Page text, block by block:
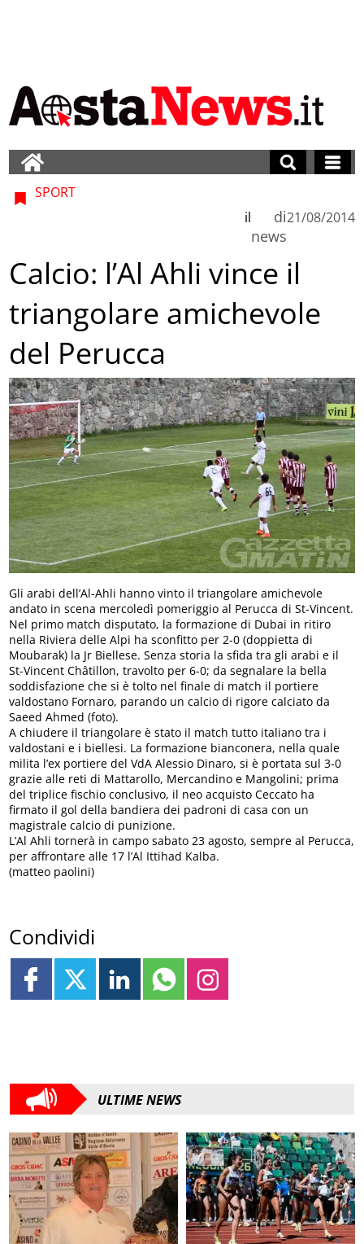
SPORT
di
news
il 21/08/2014
Calcio: l’Al Ahli vince il
triangolare amichevole
del Perucca
Gli arabi dell’Al-Ahli hanno vinto il triangolare amichevole
andato in scena mercoledì pomeriggio al Perucca di St-Vincent.
Nel primo match disputato, la formazione di Dubai in ritiro
nella Riviera delle Alpi ha sconfitto per 2-0 (doppietta di
Moubarak) la Jr Biellese. Senza storia la sfida tra gli arabi e il
St-Vincent Châtillon, travolto per 6-0; da segnalare la bella
soddisfazione che si è tolto nel finale di match il portiere
valdostano Fornaro, parando un calcio di rigore calciato da
Saeed Ahmed (foto).
A chiudere il triangolare è stato il match tutto italiano tra i
valdostani e i biellesi. La formazione bianconera, nella quale
milita l’ex portiere del VdA Alessio Dinaro, si è portata sul 3-0
grazie alle reti di Mattarollo, Mercandino e Mangolini; prima
del triplice fischio conclusivo, il neo acquisto Ceccato ha
firmato il gol della bandiera dei padroni di casa con un
magistrale calcio di punizione.
L’Al Ahli tornerà in campo sabato 23 agosto, sempre al Perucca,
per affrontare alle 17 l’Al Ittihad Kalba.
(matteo paolini)
Condividi
ULTIME NEWS